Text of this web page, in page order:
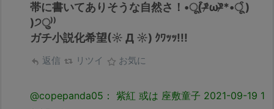
帯に書いてありそうな自然さ！•ू( ͒ᵒ̴̶̷᷄ωᵒ̴̶̷᷅*•ू ͒) ​
)੭ु⁾⁾
ガチ小説化希望(☼ Д ☼) ｸﾜｯｯ!!!
返信 リツイ お気に
@copepanda05： 紫紅 或は 座敷童子 2021-09-19 1